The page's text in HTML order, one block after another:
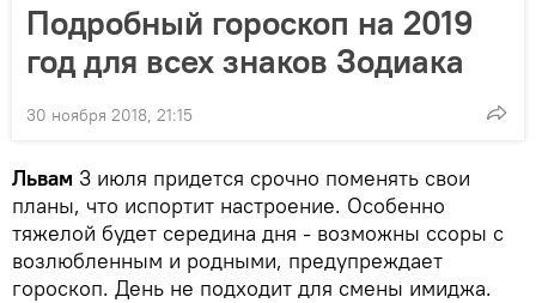
Подробный гороскоп на 2019
год для всех знаков Зодиака
30 ноября 2018, 21:15
Львам 3 июля придется срочно поменять свои
планы, что испортит настроение. Особенно
тяжелой будет середина дня - возможны ссоры с
возлюбленным и родными, предупреждает
гороскоп. День не подходит для смены имиджа.